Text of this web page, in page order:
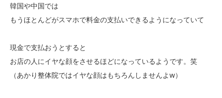
韓国や中国では
もうほとんどがスマホで料金の支払いできるようになっていて
現金で支払おうとすると
お店の人にイヤな顔をさせるほどになっているようです。笑
（あかり整体院ではイヤな顔はもちろんしませんよw）